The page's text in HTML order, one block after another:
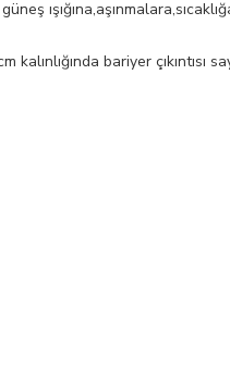
bariyer çıkıntısı